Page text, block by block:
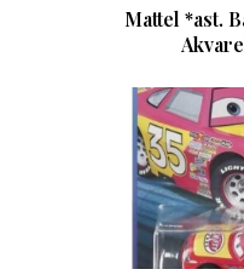
Mattel *ast.